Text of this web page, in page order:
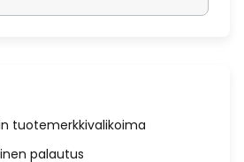
tuotemerkkivalikoima
palautus